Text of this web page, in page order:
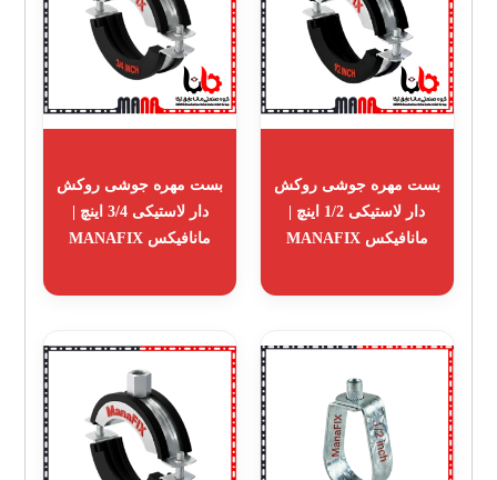
بست مهره جوشی روکش
دار لاستیکی 1/2 اینچ |
مانافیکس MANAFIX
بست مهره جوشی روکش
دار لاستیکی 3/4 اینچ |
مانافیکس MANAFIX